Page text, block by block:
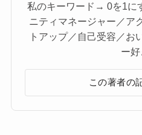
私のキーワード→ 0を1に
ニティマネージャー／ア
トアップ／自己受容／お
ー好
この著者の